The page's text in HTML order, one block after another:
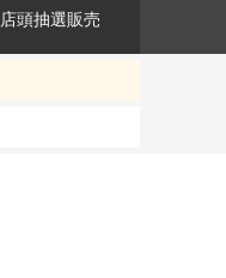
店頭抽選販売